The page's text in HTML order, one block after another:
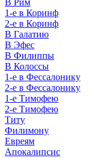
В Рим
1-е в Коринф
2-е в Коринф
В Галатию
В Эфес
В Филиппы
В Колоссы
1-е в Фессалонику
2-е в Фессалонику
1-е Тимофею
2-е Тимофею
Титу
Филимону
Евреям
Апокалипсис